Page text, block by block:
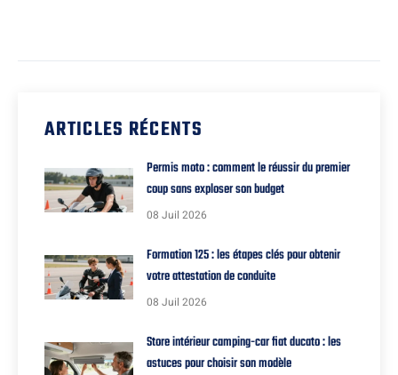
ARTICLES RÉCENTS
Permis moto : comment le réussir du premier
coup sans exploser son budget
08 Juil 2026
Formation 125 : les étapes clés pour obtenir
votre attestation de conduite
08 Juil 2026
Store intérieur camping-car fiat ducato : les
astuces pour choisir son modèle